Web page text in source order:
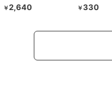
￥2,640 ￥330